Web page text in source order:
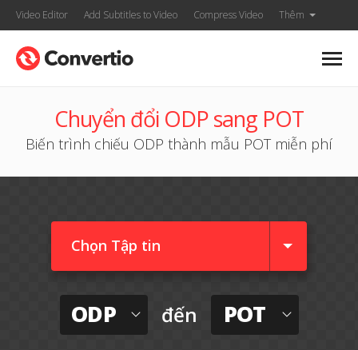
Video Editor Add Subtitles to Video Compress Video Thêm
Chuyển đổi ODP sang POT
Biến trình chiếu ODP thành mẫu POT miễn phí
Chọn Tập tin
ODP đến POT